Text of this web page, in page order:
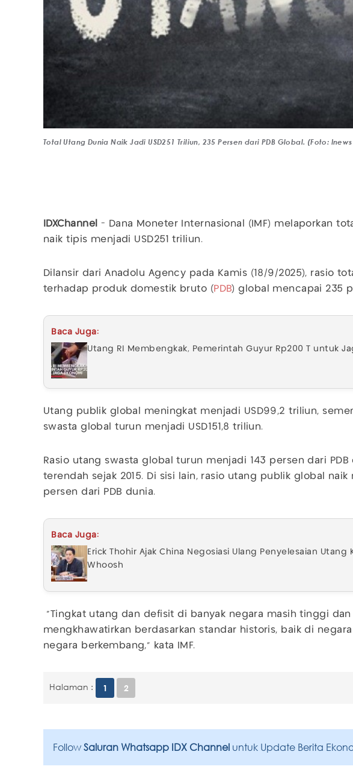
Total Utang Dunia Naik Jadi USD251 Triliun, 235 Persen dari PDB Global. (Foto:
IDXChannel - Dana Moneter Internasional (IMF) melaporkan
naik tipis menjadi USD251 triliun.
Dilansir dari Anadolu Agency pada Kamis (18/9/2025), rasio
terhadap produk domestik bruto ( PDB) global mencapai 235
Baca Juga:
Utang RI Membengkak, Pemerintah Guyur Rp200 T untuk
Utang publik global meningkat menjadi USD99,2 triliun,
swasta global turun menjadi USD151,8 triliun.
Rasio utang swasta global turun menjadi 143 persen dari PDB
terendah sejak 2015. Di sisi lain, rasio utang publik global naik
persen dari PDB dunia.
Baca Juga:
Erick Thohir Ajak China Negosiasi Ulang Penyelesaian Utang
Whoosh
"Tingkat utang dan defisit di banyak negara masih tinggi dan
mengkhawatirkan berdasarkan standar historis, baik di
negara berkembang," kata IMF.
Halaman : 1 2
Follow Saluran Whatsapp IDX Channel untuk Update Berita